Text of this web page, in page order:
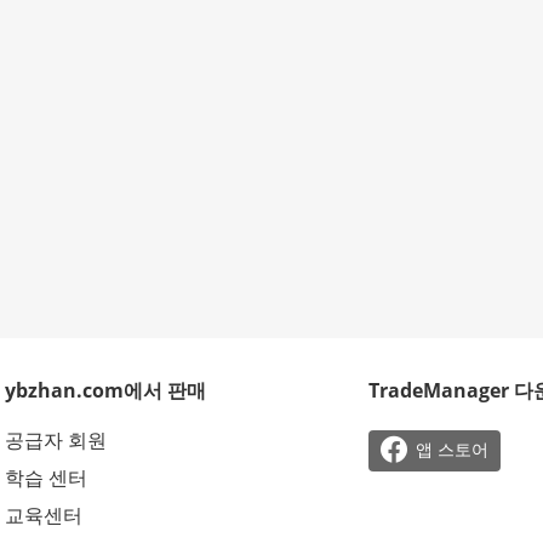
ybzhan.com에서 판매
공급자 회원
학습 센터
교육센터
TradeManager 다
 앱 스토어